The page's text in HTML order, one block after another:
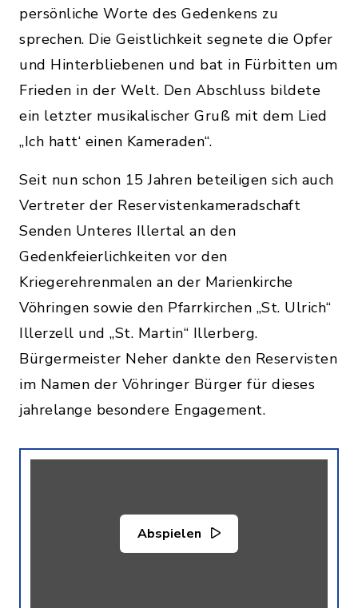
persönliche Worte des Gedenkens zu
sprechen. Die Geistlichkeit segnete die Opfer
und Hinterbliebenen und bat in Fürbitten um
Frieden in der Welt. Den Abschluss bildete
ein letzter musikalischer Gruß mit dem Lied
„Ich hatt‘ einen Kameraden“.
Seit nun schon 15 Jahren beteiligen sich auch
Vertreter der Reservistenkameradschaft
Senden Unteres Illertal an den
Gedenkfeierlichkeiten vor den
Kriegerehrenmalen an der Marienkirche
Vöhringen sowie den Pfarrkirchen „St. Ulrich“
Illerzell und „St. Martin“ Illerberg.
Bürgermeister Neher dankte den Reservisten
im Namen der Vöhringer Bürger für dieses
jahrelange besondere Engagement.
Abspielen